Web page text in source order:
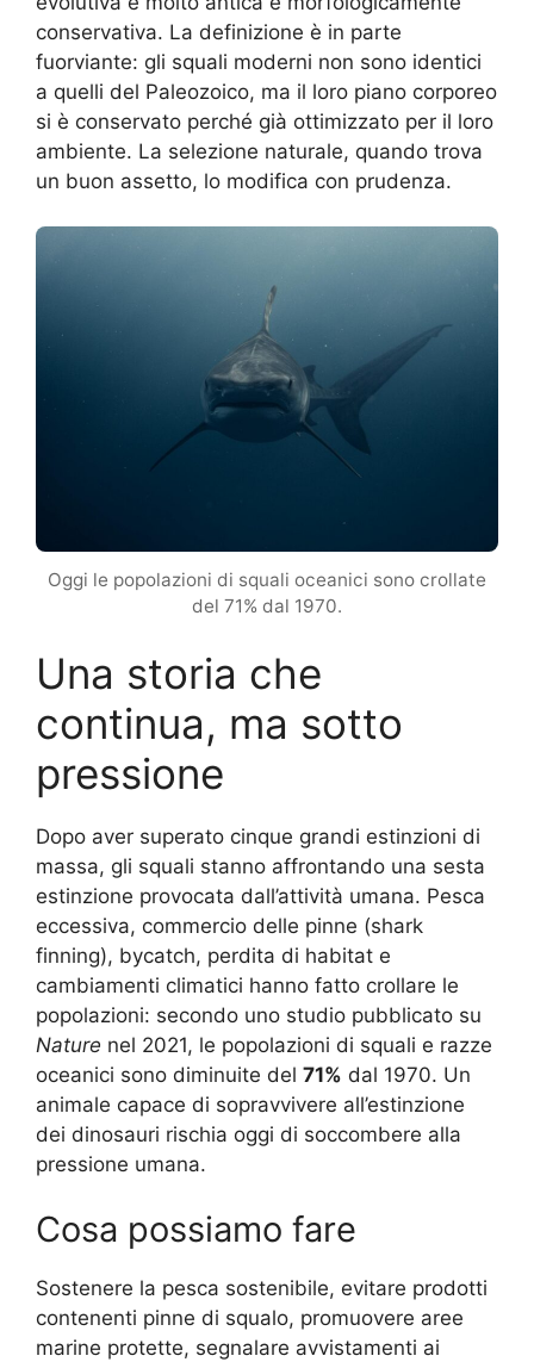
conservativa. La definizione è in parte
fuorviante: gli squali moderni non sono identici
a quelli del Paleozoico, ma il loro piano corporeo
si è conservato perché già ottimizzato per il loro
ambiente. La selezione naturale, quando trova
un buon assetto, lo modifica con prudenza.
Oggi le popolazioni di squali oceanici sono crollate
del 71% dal 1970.
Una storia che
continua, ma sotto
pressione
Dopo aver superato cinque grandi estinzioni di
massa, gli squali stanno affrontando una sesta
estinzione provocata dall’attività umana. Pesca
eccessiva, commercio delle pinne (shark
finning), bycatch, perdita di habitat e
cambiamenti climatici hanno fatto crollare le
popolazioni: secondo uno studio pubblicato su
Nature nel 2021, le popolazioni di squali e razze
oceanici sono diminuite del 71% dal 1970. Un
animale capace di sopravvivere all’estinzione
dei dinosauri rischia oggi di soccombere alla
pressione umana.
Cosa possiamo fare
Sostenere la pesca sostenibile, evitare prodotti
contenenti pinne di squalo, promuovere aree
marine protette, segnalare avvistamenti ai